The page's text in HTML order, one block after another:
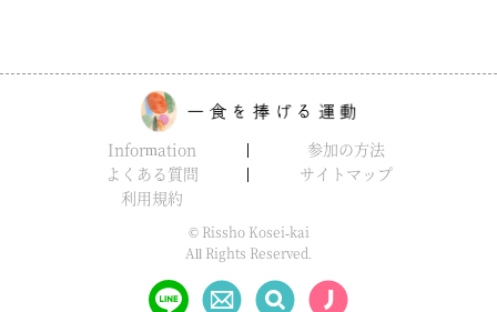
Information
参加の方法
よくある質問
サイトマップ
利用規約
© Rissho Kosei-kai
All Rights Reserved.